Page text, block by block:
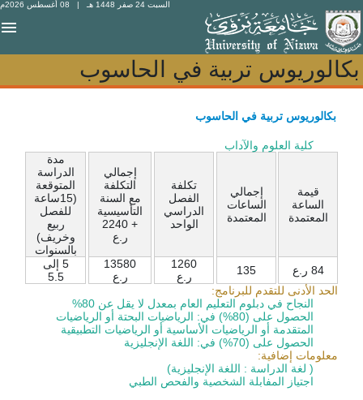
السبت 24 صفر 1448 هـ | 08 أغسطس 2026م
بكالوريوس تربية في الحاسوب
بكالوريوس تربية في الحاسوب
بكالوريوس تربية في الحاسوب
كلية العلوم والآداب
قيمة
الساعة
المعتمدة
إجمالي
الساعات
المعتمدة
تكلفة
الفصل
الدراسي
الواحد
إجمالي
التكلفة
مع السنة
التأسيسية
+ 2240
ر.ع
مدة
الدراسة
المتوقعة
(15ساعة
للفصل
ربيع
وخريف)
بالسنوات
84 ر.ع
135
1260
ر.ع
13580
ر.ع
5 إلى
5.5
الحد الأدنى للتقدم للبرنامج:
النجاح في دبلوم التعليم العام بمعدل لا يقل عن 80%
الحصول على (80%) في: الرياضيات البحتة أو الرياضيات
المتقدمة أو الرياضيات الأساسية أو الرياضيات التطبيقية
الحصول على (70%) في: اللغة الإنجليزية
معلومات إضافية:
( لغة الدراسة : اللغة الإنجليزية)
اجتياز المفابلة الشخصية والفحص الطبي